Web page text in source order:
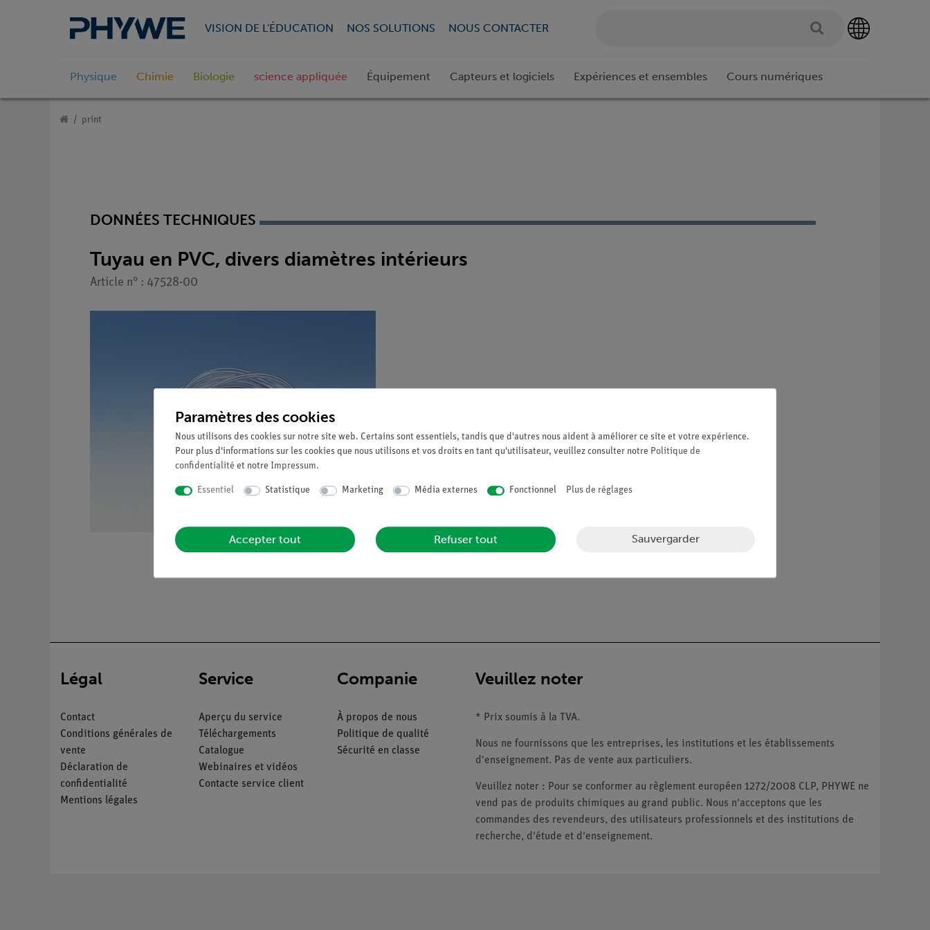
VISION DE L'ÉDUCATION NOS SOLUTIONS NOUS CONTACTER
Physique Chimie Biologie science appliquée Équipement Capteurs et logiciels Expériences et ensembles Cours numériques
print
DONNÉES TECHNIQUES
Tuyau en PVC, divers diamètres intérieurs
Article n° : 47528-00
Légal
Contact
Conditions générales de
vente
Déclaration de
confidentialité
Mentions légales
Service
Aperçu du service
Téléchargements
Catalogue
Webinaires et vidéos
Contacte service client
Companie
À propos de nous
Politique de qualité
Sécurité en classe
Veuillez noter
* Prix soumis à la TVA.
Nous ne fournissons que les entreprises, les institutions et les établissements
d'enseignement. Pas de vente aux particuliers.
Veuillez noter : Pour se conformer au règlement européen 1272/2008 CLP, PHYWE ne
vend pas de produits chimiques au grand public. Nous n'acceptons que les
commandes des revendeurs, des utilisateurs professionnels et des institutions de
recherche, d'étude et d'enseignement.
Paramètres des cookies
Nous utilisons des cookies sur notre site web. Certains sont essentiels, tandis que d'autres nous aident à améliorer ce site et votre expérience.
Pour plus d'informations sur les cookies que nous utilisons et vos droits en tant qu'utilisateur, veuillez consulter notre Politique de
confidentialité et notre Impressum.
Essentiel Statistique Marketing Média externes Fonctionnel Plus de réglages
Accepter tout Refuser tout Sauvergarder